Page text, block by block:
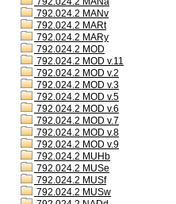
792.024.2 MANv
792.024.2 MARt
792.024.2 MARy
792.024.2 MOD
792.024.2 MOD v.11
792.024.2 MOD v.2
792.024.2 MOD v.3
792.024.2 MOD v.5
792.024.2 MOD v.6
792.024.2 MOD v.7
792.024.2 MOD v.8
792.024.2 MOD v.9
792.024.2 MUHb
792.024.2 MUSe
792.024.2 MUSf
792.024.2 MUSw